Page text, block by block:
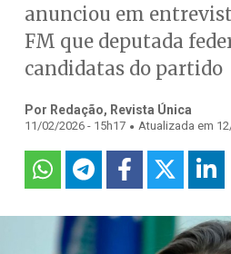
anunciou em
FM que deputada
candidatas do partido
Por Redação, Revista Única
11/02/2026 - 15h17 . Atualizada em